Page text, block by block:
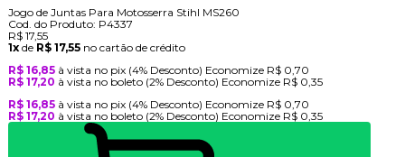
Jogo de Juntas Para Motosserra Stihl MS260
Cod. do Produto: P4337
R$ 17,55
1xde R$ 17,55 no cartão de crédito
R$ 16,85 à vista no pix (4% Desconto) Economize R$ 0,70
R$ 17,20 à vista no boleto (2% Desconto) Economize R$ 0,35
R$ 16,85 à vista no pix (4% Desconto) Economize R$ 0,70
R$ 17,20 à vista no boleto (2% Desconto) Economize R$ 0,35